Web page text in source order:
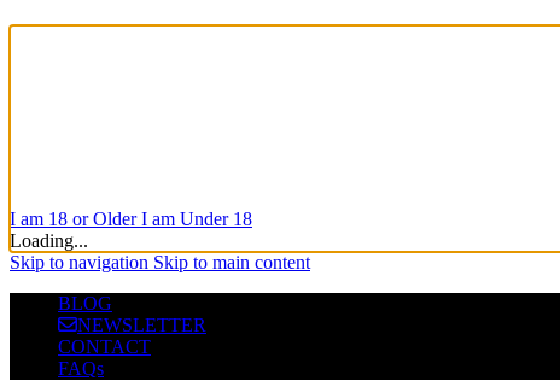
I am 18 or OlderI am Under 18
Loading...
Skip to navigation Skip to main content
BLOG
NEWSLETTER
CONTACT
FAQs